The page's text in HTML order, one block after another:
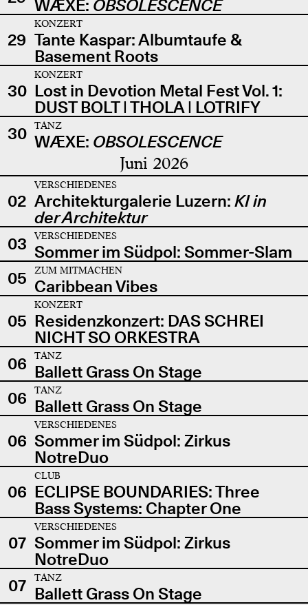
WÆXE: OBSOLESCENCE
29
KONZERT
Tante Kaspar: Albumtaufe &
Basement Roots
30
KONZERT
Lost in Devotion Metal Fest Vol. 1:
DUST BOLT | THOLA | LOTRIFY
30
TANZ
WÆXE: OBSOLESCENCE
Juni 2026
02
VERSCHIEDENES
Architekturgalerie Luzern: KI in
der Architektur
03
VERSCHIEDENES
Sommer im Südpol: Sommer-Slam
05
ZUM MITMACHEN
Caribbean Vibes
05
KONZERT
Residenzkonzert: DAS SCHREI
NICHT SO ORKESTRA
06
TANZ
Ballett Grass On Stage
06
TANZ
Ballett Grass On Stage
06
VERSCHIEDENES
Sommer im Südpol: Zirkus
NotreDuo
06
CLUB
ECLIPSE BOUNDARIES: Three
Bass Systems: Chapter One
07
VERSCHIEDENES
Sommer im Südpol: Zirkus
NotreDuo
07
TANZ
Ballett Grass On Stage